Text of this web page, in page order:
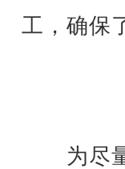
工，确保
为尽量